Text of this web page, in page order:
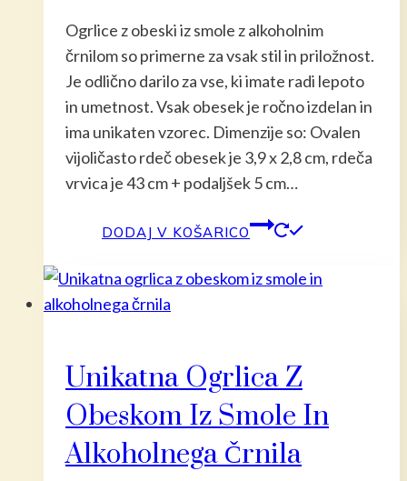
Ogrlice z obeski iz smole z alkoholnim
črnilom so primerne za vsak stil in priložnost.
Je odlično darilo za vse, ki imate radi lepoto
in umetnost. Vsak obesek je ročno izdelan in
ima unikaten vzorec. Dimenzije so: Ovalen
vijoličasto rdeč obesek je 3,9 x 2,8 cm, rdeča
vrvica je 43 cm + podaljšek 5 cm…
DODAJ V KOŠARICO
Unikatna Ogrlica Z
Obeskom Iz Smole In
Alkoholnega Črnila